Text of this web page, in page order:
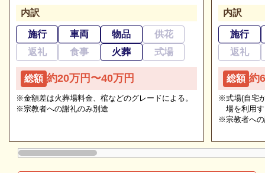
ご相談は無料で承ります
非日常的な葬儀のこと。初めての方はもちろん、経験
のある方でもわからないことが多いものです。少しで
も不安や心配事があれば、些細と思われることでも遠
慮なくご相談ください。相談によりイメージが浮かん
ます。
安芸高田市葬斎場「あじさい聖苑」の葬儀の種
類
安芸高田市葬斎場「あじさい聖苑」の葬儀の種類をご
紹介します。
安芸高田市葬斎場「あじさい聖苑」の一般葬
内訳
施行 車両 物品
供花
返礼
食事 火葬 式場
総額 約20万円〜40万円
※金額差は火葬場料金、棺などのグレードによる。
※宗教者への謝礼のみ別途
内訳
施行
返礼
総額 約
※式場(自宅
場を利用
※宗教者へ